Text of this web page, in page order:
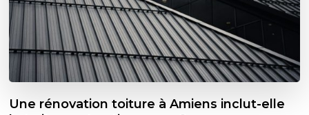
Une rénovation toiture à Amiens inclut-elle